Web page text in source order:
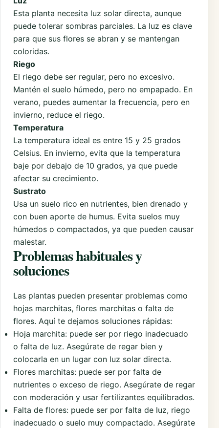
Esta planta necesita luz solar directa, aunque
puede tolerar sombras parciales. La luz es clave
para que sus flores se abran y se mantengan
coloridas.
Riego
El riego debe ser regular, pero no excesivo.
Mantén el suelo húmedo, pero no empapado. En
verano, puedes aumentar la frecuencia, pero en
invierno, reduce el riego.
Temperatura
La temperatura ideal es entre 15 y 25 grados
Celsius. En invierno, evita que la temperatura
baje por debajo de 10 grados, ya que puede
afectar su crecimiento.
Sustrato
Usa un suelo rico en nutrientes, bien drenado y
con buen aporte de humus. Evita suelos muy
húmedos o compactados, ya que pueden causar
malestar.
Problemas habituales y
soluciones
Las plantas pueden presentar problemas como
hojas marchitas, flores marchitas o falta de
flores. Aquí te dejamos soluciones rápidas:
Hoja marchita: puede ser por riego inadecuado
o falta de luz. Asegúrate de regar bien y
colocarla en un lugar con luz solar directa.
Flores marchitas: puede ser por falta de
nutrientes o exceso de riego. Asegúrate de regar
con moderación y usar fertilizantes equilibrados.
Falta de flores: puede ser por falta de luz, riego
inadecuado o suelo muy compactado. Asegúrate